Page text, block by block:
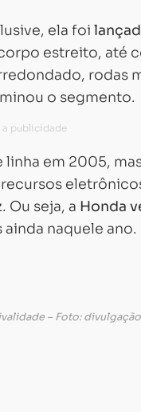
ela foi
estreito, até
rodas
o segmento.
linha em 2005,
. Ou seja, a Honda
ainda naquele ano.
– Foto: divulgação